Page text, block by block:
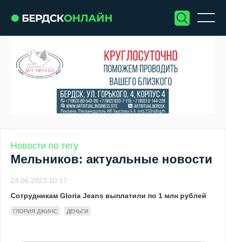
Новости по тегу
Мельников: актуальные новости
24.06.2023 10:17
Сотрудникам Gloria Jeans выплатили по 1 млн рублей
ГЛОРИЯ ДЖИНС ДЕНЬГИ